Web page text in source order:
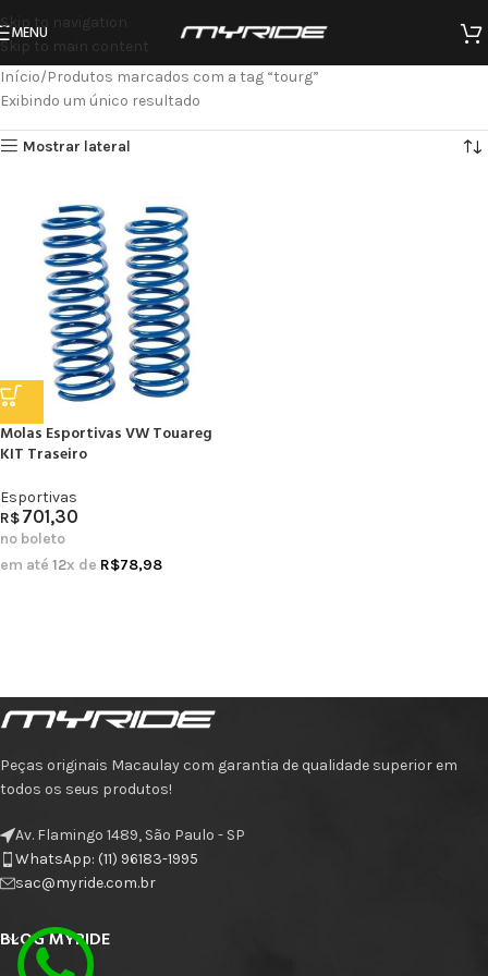
Skip to navigation
Skip to main content
MENU
Início Produtos marcados com a tag “tourg”
Exibindo um único resultado
Mostrar lateral
Molas Esportivas VW Touareg
KIT Traseiro
Esportivas
R$701,30
no boleto
em até 12x de R$78,98
Peças originais Macaulay com garantia de qualidade superior em
todos os seus produtos!
Av. Flamingo 1489, São Paulo - SP
WhatsApp: (11) 96183-1995
sac@myride.com.br
BLOG MYRIDE